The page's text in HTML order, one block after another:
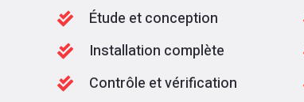
 Étude et conception
 Installation complète
 Contrôle et vérification